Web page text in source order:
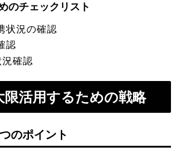
のチェックリスト
状況の確認
認
確認
限活用するための戦略
のポイント